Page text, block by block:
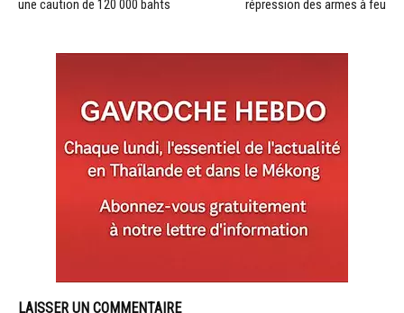
une caution de 120 000 bahts
répression des armes à feu
LAISSER UN COMMENTAIRE